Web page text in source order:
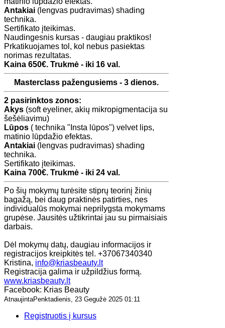
Antakiai (lengvas pudravimas) shading
technika.
Sertifikato įteikimas.
Naudingesnis kursas - daugiau praktikos!
Prkatikuojames tol, kol nebus pasiektas
norimas rezultatas.
Kaina 650€. Trukmė - iki 16 val.​
Masterclass pažengusiems - 3 dienos.
2 pasirinktos zonos:
Akys (soft eyeliner, akių mikropigmentacija su
šešėliavimu)
Lūpos ( technika "Insta lūpos") velvet lips,
matinio lūpdažio efektas.
Antakiai (lengvas pudravimas) shading
technika.
Sertifikato įteikimas.
Kaina 700€. Trukmė - iki 24 val.
Po šių mokymų turėsite stiprų teorinį žinių
bagažą, bei daug praktinės patirties, nes
individualūs mokymai neprilygsta mokymams
grupėse. Jausitės užtikrintai jau su pirmaisiais
darbais.
Dėl mokymų datų, daugiau informacijos ir
registracijos kreipkitės tel. +37067340340
Kristina, info@kriasbeauty.lt
Registracija galima ir užpildžius formą.
www.kriasbeauty.lt
Facebook: Krias Beauty
AtnaujintaPenktadienis, 23 Gegužė 2025 01:11
Registruotis į kursus